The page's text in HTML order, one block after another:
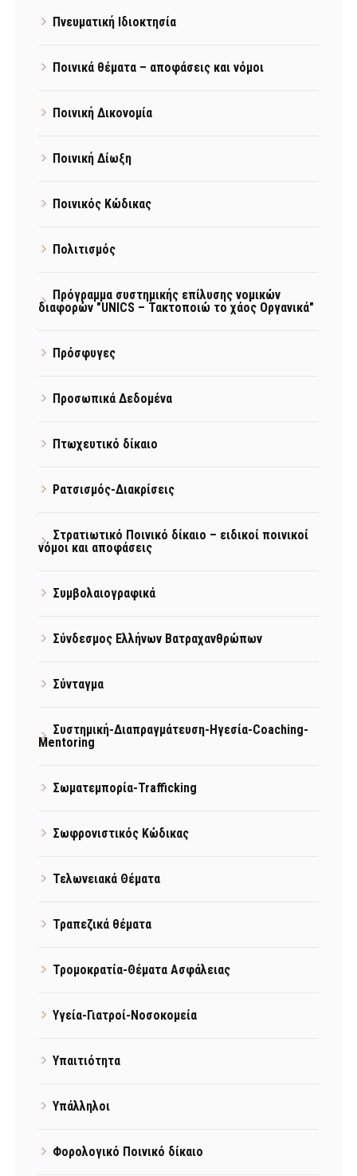
Πνευματική Ιδιοκτησία
Ποινικά θέματα – αποφάσεις και νόμοι
Ποινική Δικονομία
Ποινική Δίωξη
Ποινικός Κώδικας
Πολιτισμός
Πρόγραμμα συστημικής επίλυσης νομικών
διαφορών "UNICS – Τακτοποιώ το χάος Οργανικά"
Πρόσφυγες
Προσωπικά Δεδομένα
Πτωχευτικό δίκαιο
Ρατσισμός-Διακρίσεις
Στρατιωτικό Ποινικό δίκαιο – ειδικοί ποινικοί
νόμοι και αποφάσεις
Συμβολαιογραφικά
Σύνδεσμος Ελλήνων Βατραχανθρώπων
Σύνταγμα
Συστημική-Διαπραγμάτευση-Ηγεσία-Coaching-
Mentoring
Σωματεμπορία-Trafficking
Σωφρονιστικός Κώδικας
Τελωνειακά Θέματα
Τραπεζικά θέματα
Τρομοκρατία-Θέματα Ασφάλειας
Υγεία-Γιατροί-Νοσοκομεία
Υπαιτιότητα
Υπάλληλοι
Φορολογικό Ποινικό δίκαιο